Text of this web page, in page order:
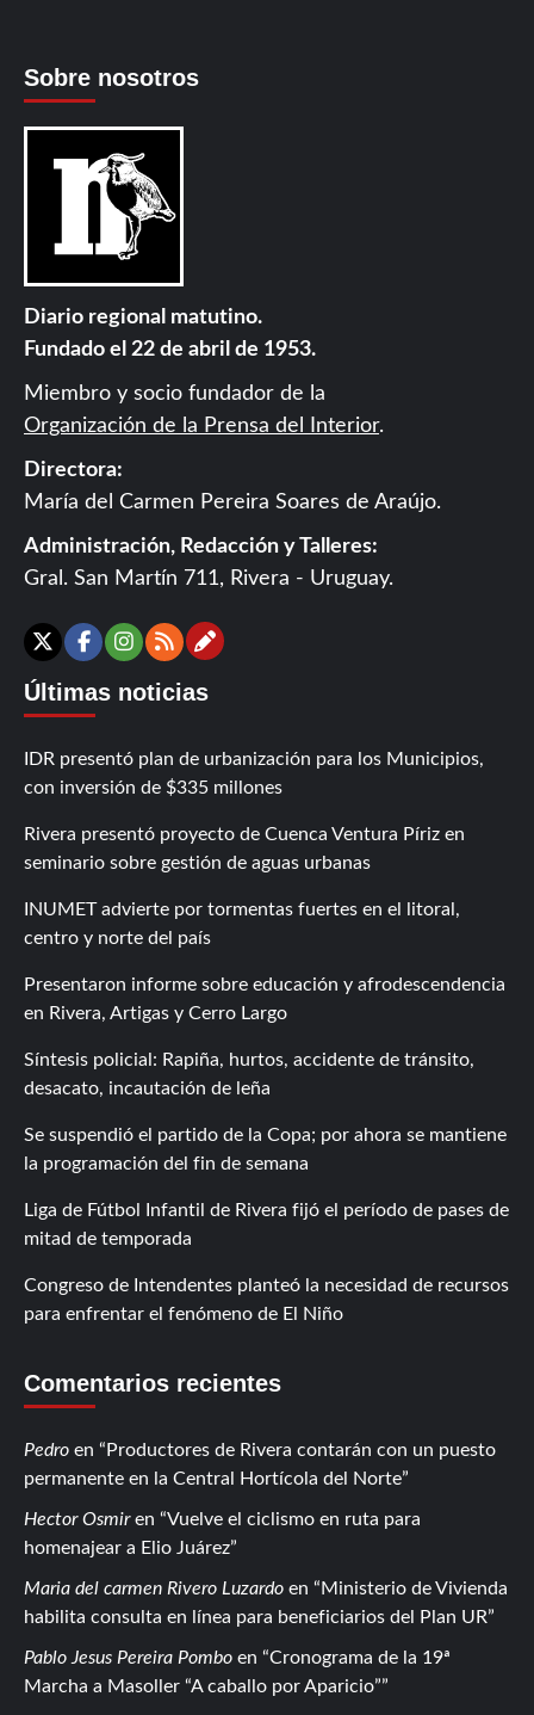
Sobre nosotros
Diario regional matutino.
Fundado el 22 de abril de 1953.
Miembro y socio fundador de la
Organización de la Prensa del Interior.
Directora:
María del Carmen Pereira Soares de Araújo.
Administración, Redacción y Talleres:
Gral. San Martín 711, Rivera - Uruguay.
X Facebook
Instagram
RSSContáctanos
Últimas noticias
IDR presentó plan de urbanización para los Municipios,
con inversión de $335 millones
Rivera presentó proyecto de Cuenca Ventura Píriz en
seminario sobre gestión de aguas urbanas
INUMET advierte por tormentas fuertes en el litoral,
centro y norte del país
Presentaron informe sobre educación y afrodescendencia
en Rivera, Artigas y Cerro Largo
Síntesis policial: Rapiña, hurtos, accidente de tránsito,
desacato, incautación de leña
Se suspendió el partido de la Copa; por ahora se mantiene
la programación del fin de semana
Liga de Fútbol Infantil de Rivera fijó el período de pases de
mitad de temporada
Congreso de Intendentes planteó la necesidad de recursos
para enfrentar el fenómeno de El Niño
Comentarios recientes
Pedro en
Productores de Rivera contarán con un puesto
permanente en la Central Hortícola del Norte
Hector Osmiren
Vuelve el ciclismo en ruta para
homenajear a Elio Juárez
Maria del carmen Rivero Luzardo en
Ministerio de Vivienda
habilita consulta en línea para beneficiarios del Plan UR
Pablo Jesus Pereira Pombo en
Cronograma de la 19ª
Marcha a Masoller “A caballo por Aparicio”